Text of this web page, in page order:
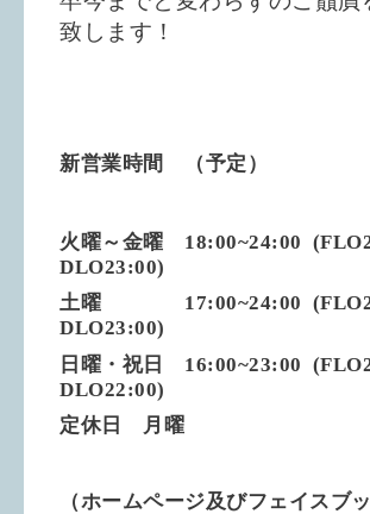
致します！
新営業時間 （予定）
火曜～金曜 18:00~24:00
DLO23:00)
土曜 17:00~24:00
DLO23:00)
日曜・祝日 16:00~23:00
DLO22:00)
定休日 月曜
（ホームページ及びフェイスブ